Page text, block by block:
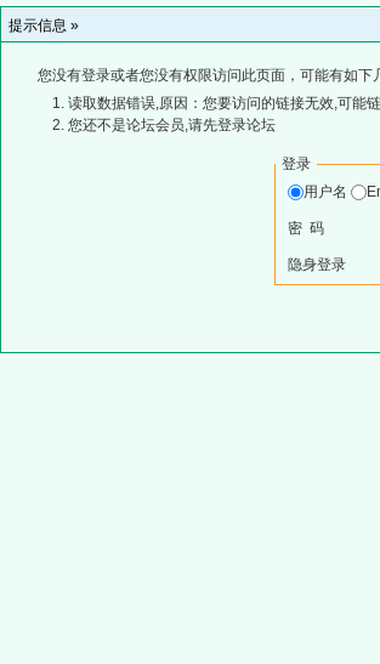
提示信息 »
您没有登录或者您没有权限访问此页面，可能有如下
读取数据错误,原因：您要访问的链接无效,可能
您还不是论坛会员,请先登录论坛
登录
用户名
密 码
隐身登录